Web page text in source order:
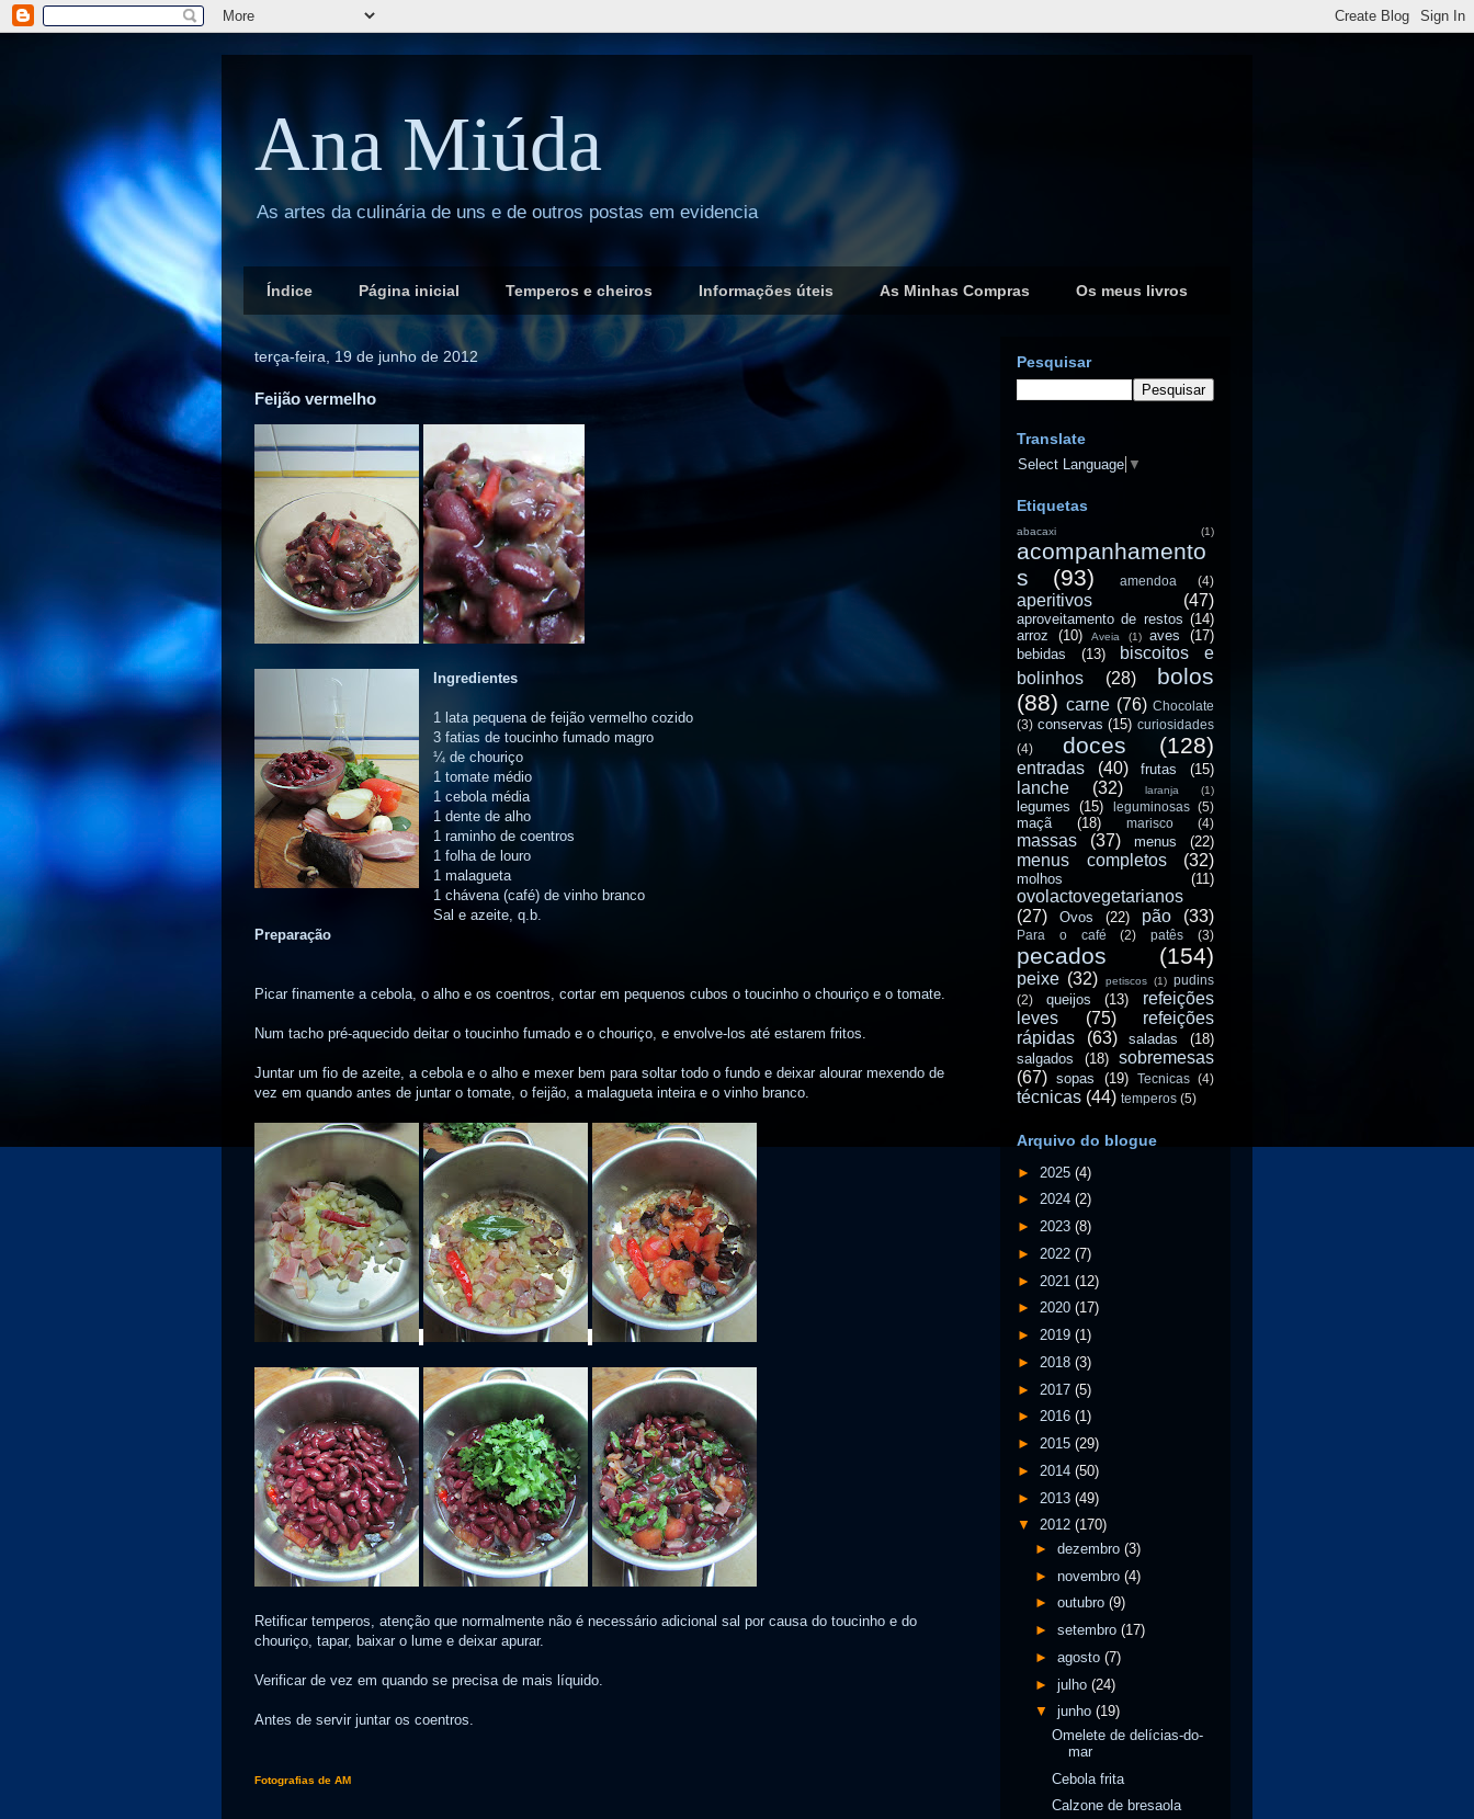
Ana Miúda
As artes da culinária de uns e de outros postas em evidencia
Índice Página inicial Temperos e cheiros Informações úteis As Minhas Compras Os meus livros
terça-feira, 19 de junho de 2012
Feijão vermelho
Ingredientes
1 lata pequena de feijão vermelho cozido
3 fatias de toucinho fumado magro
¼ de chouriço
1 tomate médio
1 cebola média
1 dente de alho
1 raminho de coentros
1 folha de louro
1 malagueta
1 chávena (café) de vinho branco
Sal e azeite, q.b.
Preparação
Picar finamente a cebola, o alho e os coentros, cortar em pequenos cubos o toucinho o chouriço e o tomate.
Num tacho pré-aquecido deitar o toucinho fumado e o chouriço, e envolve-los até estarem fritos.
Juntar um fio de azeite, a cebola e o alho e mexer bem para soltar todo o fundo e deixar alourar mexendo de
vez em quando antes de juntar o tomate, o feijão, a malagueta inteira e o vinho branco.
Retificar temperos, atenção que normalmente não é necessário adicional sal por causa do toucinho e do
chouriço, tapar, baixar o lume e deixar apurar.
Verificar de vez em quando se precisa de mais líquido.
Antes de servir juntar os coentros.
Fotografias de AM
Pesquisar
Translate
Select Language ▼
Etiquetas
abacaxi (1)
acompanhamento
s
(93) amendoa (4)
aperitivos (47)
aproveitamento de restos (14)
arroz
(10) Aveia (1) aves
(17)
bebidas
(13)
biscoitos e
bolinhos
(28)
bolos
(88) carne (76) Chocolate
(3) conservas (15) curiosidades
(4)
doces (128)
entradas (40) frutas (15)
lanche (32) laranja (1)
legumes (15) leguminosas (5)
maçã (18) marisco (4)
massas (37) menus (22)
menus completos (32)
molhos (11)
ovolactovegetarianos
(27)
Ovos (22) pão (33)
Para o café (2) patês (3)
pecados (154)
peixe (32) petiscos (1) pudins
(2)
queijos (13)
refeições
leves
(75)
refeições
rápidas
(63) saladas
(18)
salgados
(18)
sobremesas
(67) sopas (19) Tecnicas (4)
técnicas (44) temperos (5)
Arquivo do blogue
► 2025 (4)
► 2024 (2)
► 2023 (8)
► 2022 (7)
► 2021 (12)
► 2020 (17)
► 2019 (1)
► 2018 (3)
► 2017 (5)
► 2016 (1)
► 2015 (29)
► 2014 (50)
► 2013 (49)
▼ 2012 (170)
► dezembro (3)
► novembro (4)
► outubro (9)
► setembro (17)
► agosto (7)
► julho (24)
▼ junho (19)
Omelete de delícias-do-
mar
Cebola frita
Calzone de bresaola